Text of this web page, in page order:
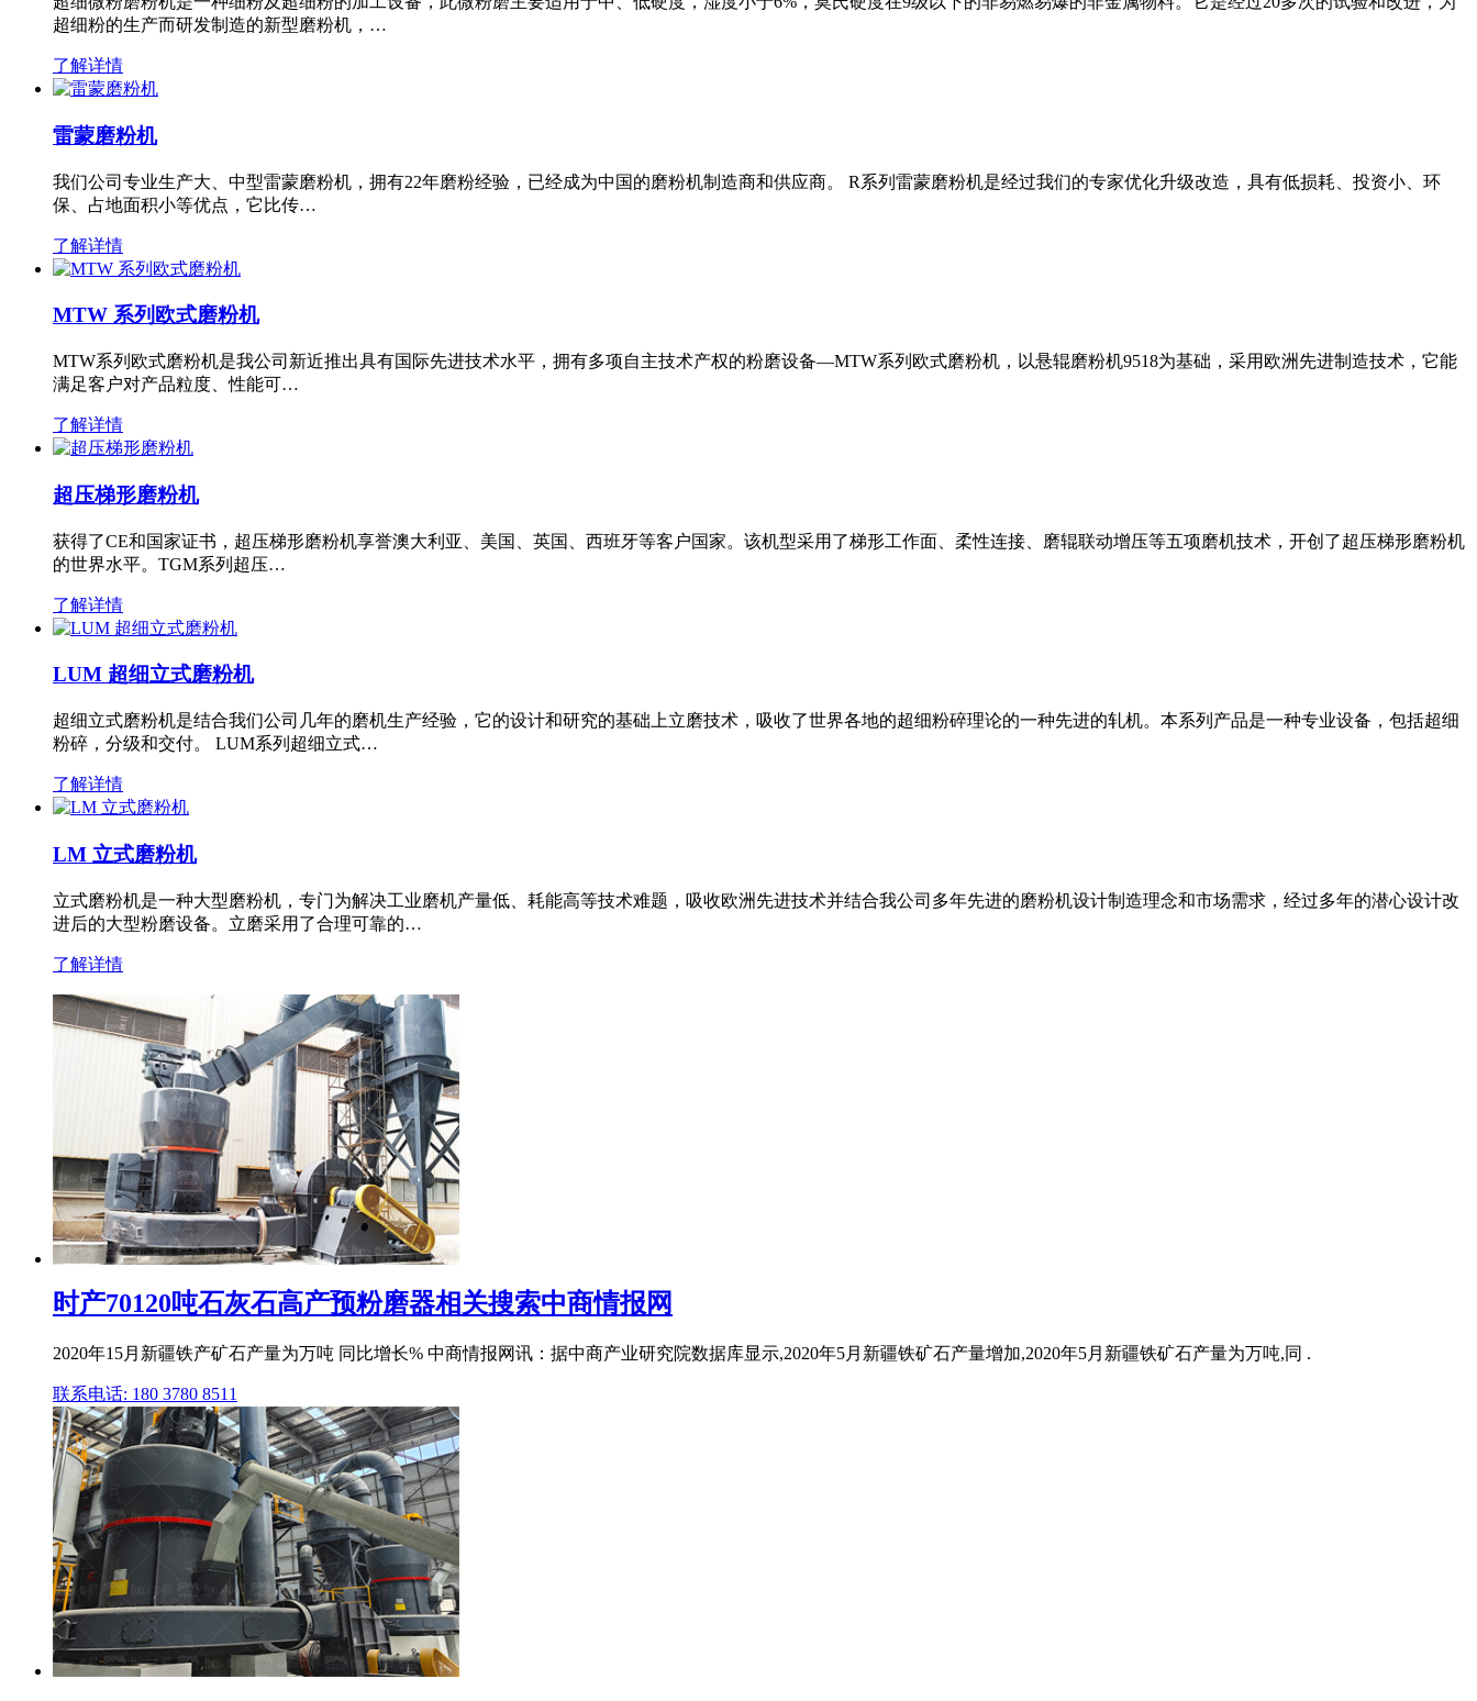
超细粉的生产而研发制造的新型磨粉机，…
了解详情
雷蒙磨粉机
我们公司专业生产大、中型雷蒙磨粉机，拥有22年磨粉经验，已经成为中国的磨粉机制造商和供应商。 R系列雷蒙磨粉机是经过我们的专家优化升级改造，具有低损耗、投资小、环
保、占地面积小等优点，它比传…
了解详情
MTW 系列欧式磨粉机
MTW系列欧式磨粉机是我公司新近推出具有国际先进技术水平，拥有多项自主技术产权的粉磨设备—MTW系列欧式磨粉机，以悬辊磨粉机9518为基础，采用欧洲先进制造技术，它能
满足客户对产品粒度、性能可…
了解详情
超压梯形磨粉机
获得了CE和国家证书，超压梯形磨粉机享誉澳大利亚、美国、英国、西班牙等客户国家。该机型采用了梯形工作面、柔性连接、磨辊联动增压等五项磨机技术，开创了超压梯形磨粉机
的世界水平。TGM系列超压…
了解详情
LUM 超细立式磨粉机
超细立式磨粉机是结合我们公司几年的磨机生产经验，它的设计和研究的基础上立磨技术，吸收了世界各地的超细粉碎理论的一种先进的轧机。本系列产品是一种专业设备，包括超细
粉碎，分级和交付。 LUM系列超细立式…
了解详情
LM 立式磨粉机
立式磨粉机是一种大型磨粉机，专门为解决工业磨机产量低、耗能高等技术难题，吸收欧洲先进技术并结合我公司多年先进的磨粉机设计制造理念和市场需求，经过多年的潜心设计改
进后的大型粉磨设备。立磨采用了合理可靠的…
了解详情
时产70120吨石灰石高产预粉磨器相关搜索中商情报网
2020年15月新疆铁产矿石产量为万吨 同比增长% 中商情报网讯：据中商产业研究院数据库显示,2020年5月新疆铁矿石产量增加,2020年5月新疆铁矿石产量为万吨,同 .
联系电话: 180 3780 8511